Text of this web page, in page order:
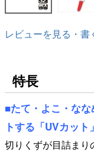
レビューを見る・書
特長
■たて・よこ・な
トする「UVカット」
切りくずが目詰まり